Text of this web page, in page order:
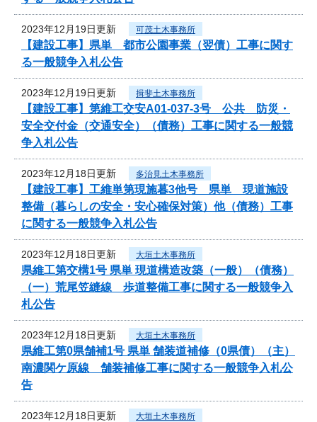
2023年12月19日更新 可茂土木事務所
【建設工事】県単 都市公園事業（翌債）工事に関す
る一般競争入札公告
2023年12月19日更新 揖斐土木事務所
【建設工事】第維工交安A01-037-3号 公共 防災・
安全交付金（交通安全）（債務）工事に関する一般競
争入札公告
2023年12月18日更新 多治見土木事務所
【建設工事】工維単第現施暮3他号 県単 現道施設
整備（暮らしの安全・安心確保対策）他（債務）工事
に関する一般競争入札公告
2023年12月18日更新 大垣土木事務所
県維工第交構1号 県単 現道構造改築（一般）（債務）
（一）荒尾笠縫線 歩道整備工事に関する一般競争入
札公告
2023年12月18日更新 大垣土木事務所
県維工第0県舗補1号 県単 舗装道補修（0県債）（主）
南濃関ケ原線 舗装補修工事に関する一般競争入札公
告
2023年12月18日更新 大垣土木事務所